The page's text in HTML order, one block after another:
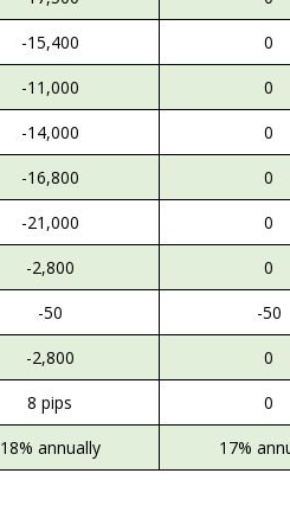
-15,400
0
-11,000
0
-14,000
0
-16,800
0
-21,000
0
-2,800
0
-50
-50
-2,800
0
8 pips
0
18% annually 17%